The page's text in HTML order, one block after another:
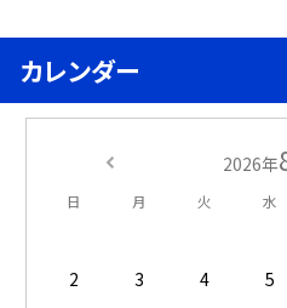
カレンダー
2026年
日 月 火 水
2
3 4 5